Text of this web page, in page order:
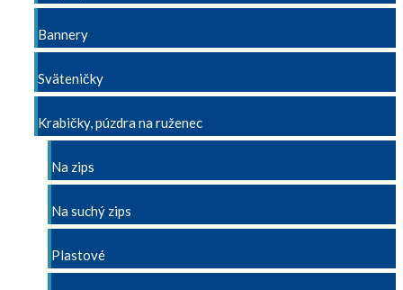
Bannery
Sväteničky
Krabičky, púzdra na ruženec
Na zips
Na suchý zips
Plastové